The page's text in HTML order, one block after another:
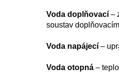
Voda doplňovací–
soustav
Voda napájecí–
Voda otopná–